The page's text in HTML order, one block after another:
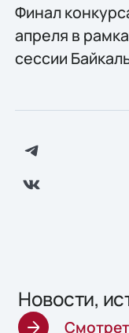
Финал
апреля в
сессии
Новости,